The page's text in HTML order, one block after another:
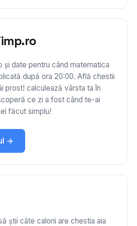
și date pentru când matematica
după ora 20:00. Află chestii
prost! calculează vârsta ta în
ce zi a fost când te-ai
făcut simplu!
→
știi câte calorii are chestia aia